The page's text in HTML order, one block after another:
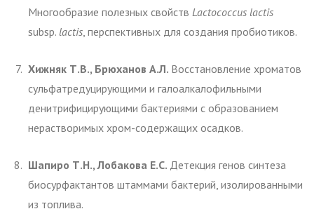
Многообразие полезных свойств Lactococcus lactis
subsp. lactis , перспективных для создания пробиотиков.
Хижняк Т.В., Брюханов А.Л. Восстановление хроматов
сульфатредуцирующими и галоалкалофильными
денитрифицирующими бактериями с образованием
нерастворимых хром-содержащих осадков.
Шапиро Т.Н., Лобакова Е.С. Детекция генов синтеза
биосурфактантов штаммами бактерий, изолированными
из топлива.